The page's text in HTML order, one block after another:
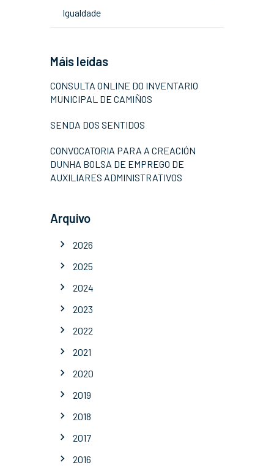
Igualdade
Máis leídas
CONSULTA ONLINE DO INVENTARIO
MUNICIPAL DE CAMIÑOS
SENDA DOS SENTIDOS
CONVOCATORIA PARA A CREACIÓN
DUNHA BOLSA DE EMPREGO DE
AUXILIARES ADMINISTRATIVOS
Arquivo
2026
2025
2024
2023
2022
2021
2020
2019
2018
2017
2016